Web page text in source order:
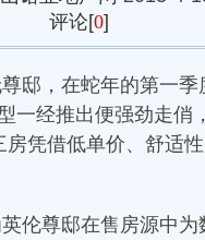
评论[0]
邸，在蛇年的第一
一经推出便强劲走俏
房凭借低单价、舒适
伦尊邸在售房源中